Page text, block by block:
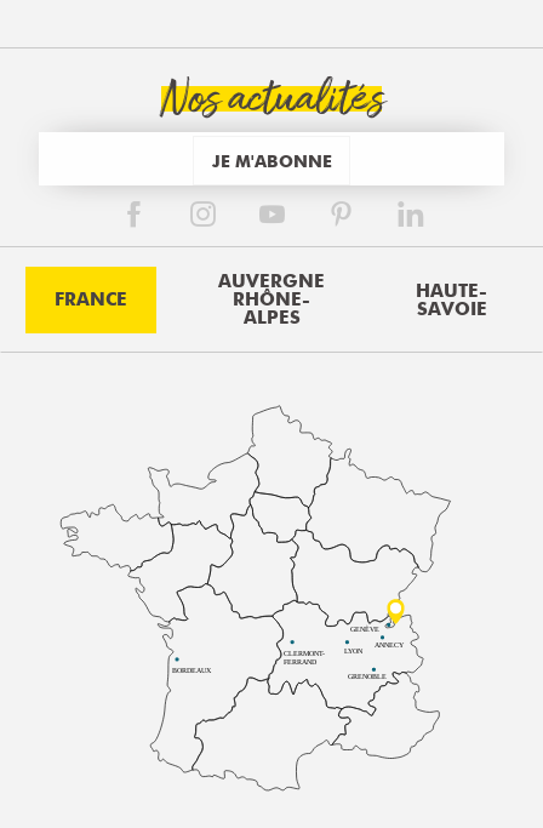
Nos actualités
JE M'ABONNE
FRANCE
AUVERGNE
RHÔNE-
ALPES
HAUTE-
SAVOIE
BORDEAUX
CLERMONT-
FERRAND
LYON
ANNECY
GRENOBLE
GENÈVE